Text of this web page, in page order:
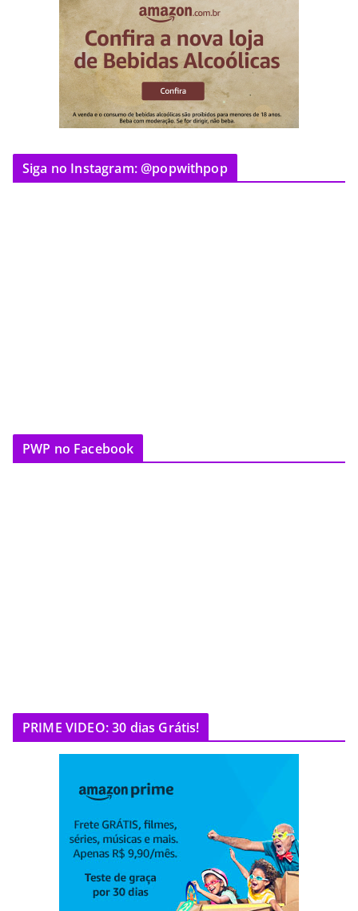
Siga no Instagram: @popwithpop
PWP no Facebook
PRIME VIDEO: 30 dias Grátis!